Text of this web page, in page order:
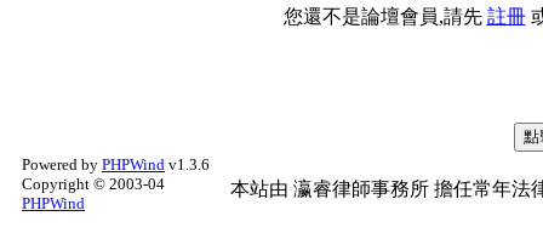
您還不是論壇會員,請先 註冊
Powered by PHPWind v1.3.6
Copyright © 2003-04
PHPWind
本站由 瀛睿律師事務所 擔任常年法